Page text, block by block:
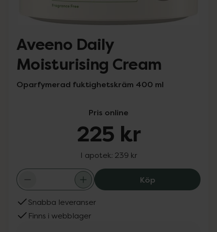
Aveeno Daily
Moisturising Cream
Oparfymerad fuktighetskräm 400 ml
Pris online
225 kr
I apotek: 239 kr
KöpAveeno Daily
Snabba leveranser
Finns i webblager